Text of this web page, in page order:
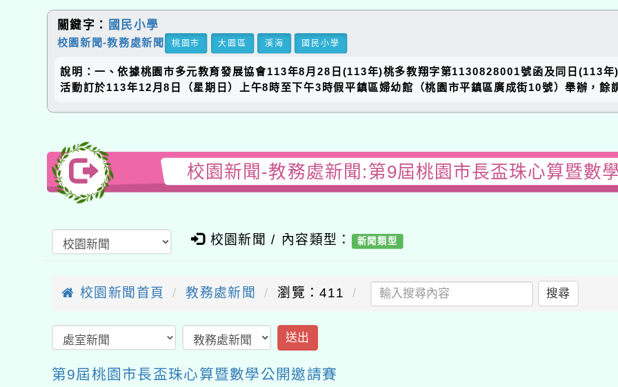
關鍵字： 國民小學
校園新聞-教務處新聞 桃園市 大園區 溪海 國民小學
說明：一、依據桃園市多元教育發展協會113年8月28日(113年)桃多教翔字第1130828001號函及同日(113
活動訂於113年12月8日（星期日）上午8時至下午3時假平鎮區婦幼館（桃園市平鎮區廣成街10號）舉辦，餘
校園新聞-教務處新聞:第9屆桃園市長盃珠心算暨數
校園新聞 / 內容類型： 新聞類型
校園新聞首頁 教務處新聞 瀏覽：411 搜尋
送出
第9屆桃園市長盃珠心算暨數學公開邀請賽